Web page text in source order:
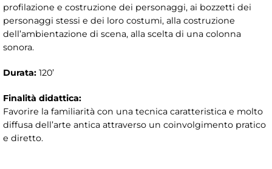
profilazione e costruzione dei personaggi, ai bozzetti dei
personaggi stessi e dei loro costumi, alla costruzione
dell’ambientazione di scena, alla scelta di una colonna
sonora.
Durata: 120’
Finalità didattica:
Favorire la familiarità con una tecnica caratteristica e molto
diffusa dell’arte antica attraverso un coinvolgimento pratico
e diretto.